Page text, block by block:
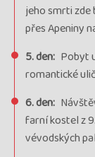
jeho smrti zde
přes Apeniny
5. den: Pobyt
romantické
6. den:
farní kostel z
vévodských